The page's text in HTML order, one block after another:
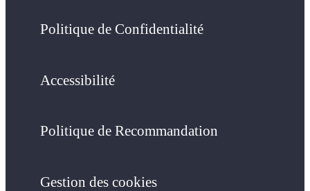
Politique de Confidentialité
Accessibilité
Politique de Recommandation
Gestion des cookies